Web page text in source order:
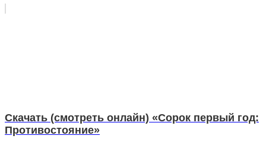
Скачать (смотреть онлайн) «Сорок первый год:
Противостояние»